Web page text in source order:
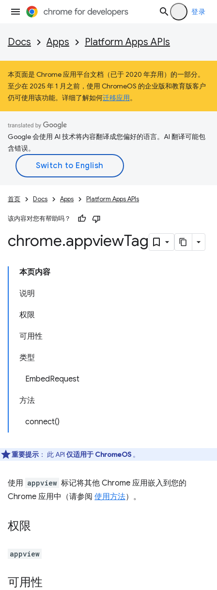
登录
Docs Apps Platform Apps APIs
本页面是 Chrome 应用平台文档（已于 2020 年弃用）的一部分。
至少在 2025 年 1 月之前，使用 ChromeOS 的企业版和教育版客户
仍可使用该功能。详细了解如何迁移应用。
Google 会使用 AI 技术将内容翻译成您偏好的语言。AI 翻译可能包
含错误。
首页 Docs Apps Platform Apps APIs
该内容对您有帮助吗？
chrome.appviewTag
本页内容
说明
权限
可用性
类型
EmbedRequest
方法
connect()
重要提示 ： 此 API 仅适用于 ChromeOS 。
使用 appview 标记将其他 Chrome 应用嵌入到您的
Chrome 应用中（请参阅 使用方法）。
权限
appview
可用性